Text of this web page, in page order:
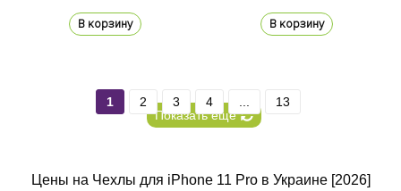
В корзину В корзину
Показать еще
1 2 3 4 13
Цены на Чехлы для iPhone 11 Pro в Украине [2026]